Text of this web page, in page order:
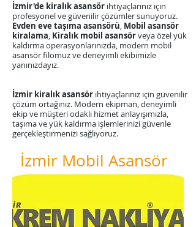
İzmir'de kiralık asansör ihtiyaçlarınız için
profesyonel ve güvenilir çözümler sunuyoruz.
Evden eve taşıma asansörü, Mobil asansör
kiralama, Kiralık mobil asansörveya özel yük
kaldırma operasyonlarınızda, modern mobil
asansör filomuz ve deneyimli ekibimizle
yanınızdayız.
​İzmir kiralık asansör ihtiyaçlarınız için güvenilir
çözüm ortağınız. Modern ekipman, deneyimli
ekip ve müşteri odaklı hizmet anlayışımızla,
taşıma ve yük kaldırma işlemlerinizi güvenle
gerçekleştirmenizi sağlıyoruz.
İzmir Mobil Asansör